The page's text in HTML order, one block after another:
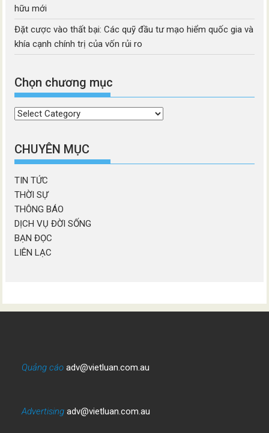
hữu mới
Đặt cược vào thất bại: Các quỹ đầu tư mạo hiểm quốc gia và
khía cạnh chính trị của vốn rủi ro
Chọn chương mục
Chọn
mục
CHUYÊN MỤC
TIN TỨC
THỜI SỰ
THÔNG BÁO
DỊCH VỤ ĐỜI SỐNG
BẠN ĐỌC
LIÊN LẠC
Quảng cáo adv@vietluan.com.au
Advertising adv@vietluan.com.au